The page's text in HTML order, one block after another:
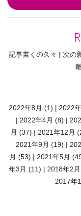
記事書くの久々 次の
2022年8月 (1) 2022
2022年4月 (8)
月 (37) 2021年12月
2021年9月 (19)
月 (53) 2021年5月
年3月 (11) 2018年2月
2017年